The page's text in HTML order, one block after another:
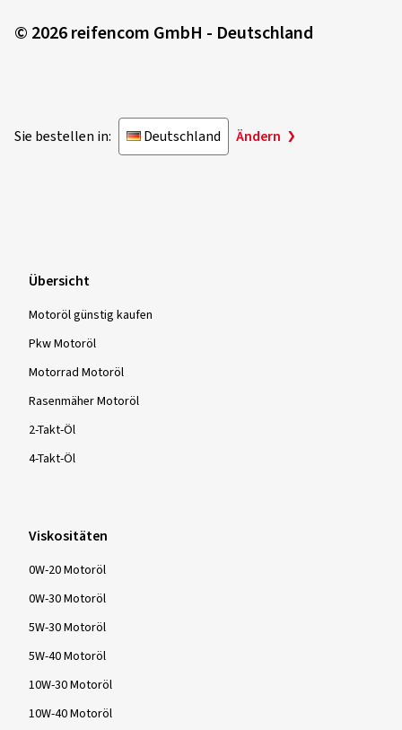
© 2026 reifencom GmbH - Deutschland
Sie bestellen in: Deutschland Ändern
Übersicht
Motoröl günstig kaufen
Pkw Motoröl
Motorrad Motoröl
Rasenmäher Motoröl
2-Takt-Öl
4-Takt-Öl
Viskositäten
0W-20 Motoröl
0W-30 Motoröl
5W-30 Motoröl
5W-40 Motoröl
10W-30 Motoröl
10W-40 Motoröl